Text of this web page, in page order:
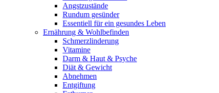
Angstzustände
Rundum gesünder
Essentiell für ein gesundes Leben
Ernährung & Wohlbefinden
Schmerzlinderung
Vitamine
Darm & Haut & Psyche
Diät & Gewicht
Abnehmen
Entgiftung